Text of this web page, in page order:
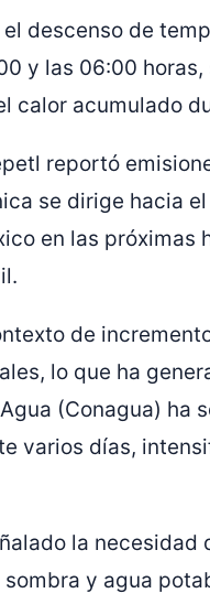
descenso de
y las 06:00
calor acumulado
reportó
se dirige hacia
en las próximas
de
lo que ha
(Conagua) ha
varios días,
la necesidad
y agua